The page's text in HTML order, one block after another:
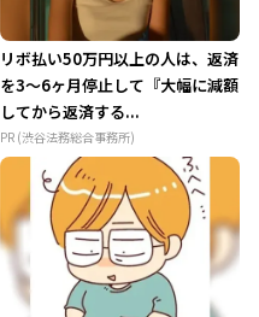
リボ払い50万円以上の人は、返済
を3～6ヶ月停止して『大幅に減額
してから返済する...
PR (渋谷法務総合事務所)